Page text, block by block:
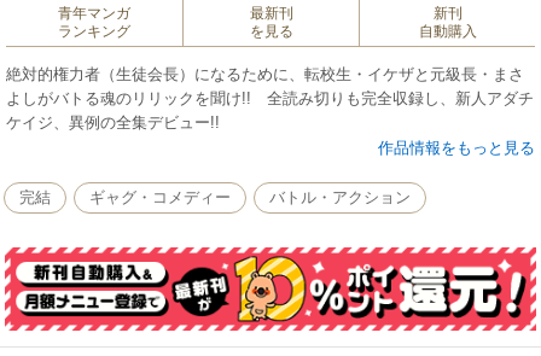
青年マンガ
ランキング
最新刊
を見る
新刊
自動購入
絶対的権力者（生徒会長）になるために、転校生・イケザと元級長・まさ
よしがバトる魂のリリックを聞け!! 全読み切りも完全収録し、新人アダチ
ケイジ、異例の全集デビュー!!
作品情報をもっと見る
完結 ギャグ・コメディー バトル・アクション